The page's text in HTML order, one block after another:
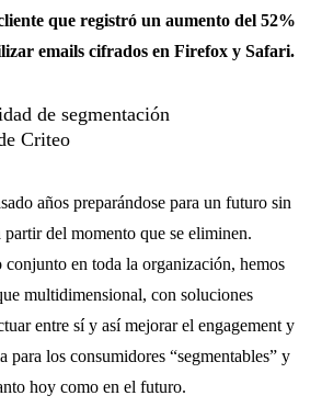
que registró un aumento del 52%
emails cifrados en Firefox y Safari.
de segmentación
Criteo
años preparándose para un futuro sin
partir del momento que se eliminen.
conjunto en toda la organización, hemos
multidimensional, con soluciones
entre sí y así mejorar el engagement y
para los consumidores “segmentables” y
hoy como en el futuro.